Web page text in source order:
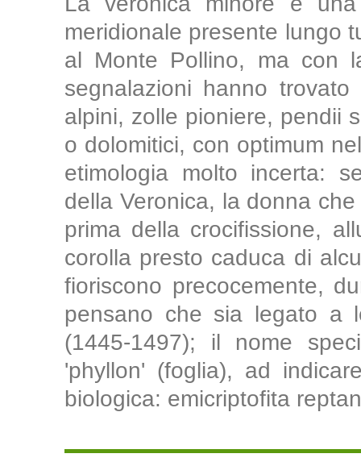
meridionale presente lungo
al Monte Pollino, ma con
segnalazioni hanno
alpini, zolle pioniere, pendii
o dolomitici, con optimum
etimologia molto incerta:
della Veronica, la donna
prima della crocifissione,
corolla presto caduca di
fioriscono precocemente,
pensano che sia legato a
(1445-1497); il nome
'phyllon' (foglia), ad
biologica: emicriptofita